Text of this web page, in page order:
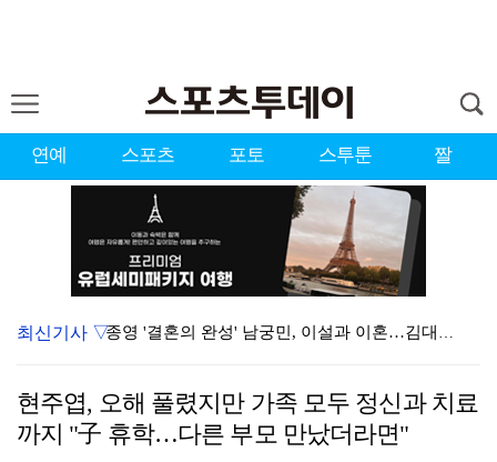
연예 스포츠 포토 스투툰 짤
종영 '결혼의 완성' 남궁민, 이설과 이혼…김대명·우지…
'미우새' 탁재훈, 50대 마지막 생일날 '아근진' 폐…
최신기사 ▽
현주엽, 오해 풀렸지만 가족 모두 정신과 치료
까지 "子 휴학…다른 부모 만났더라면"